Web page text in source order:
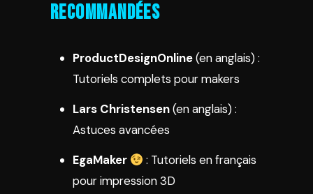
Recommandées
ProductDesignOnline(en anglais) :
Tutoriels complets pour makers
Lars Christensen(en anglais) :
Astuces avancées
EgaMaker
: Tutoriels en français
pour impression 3D